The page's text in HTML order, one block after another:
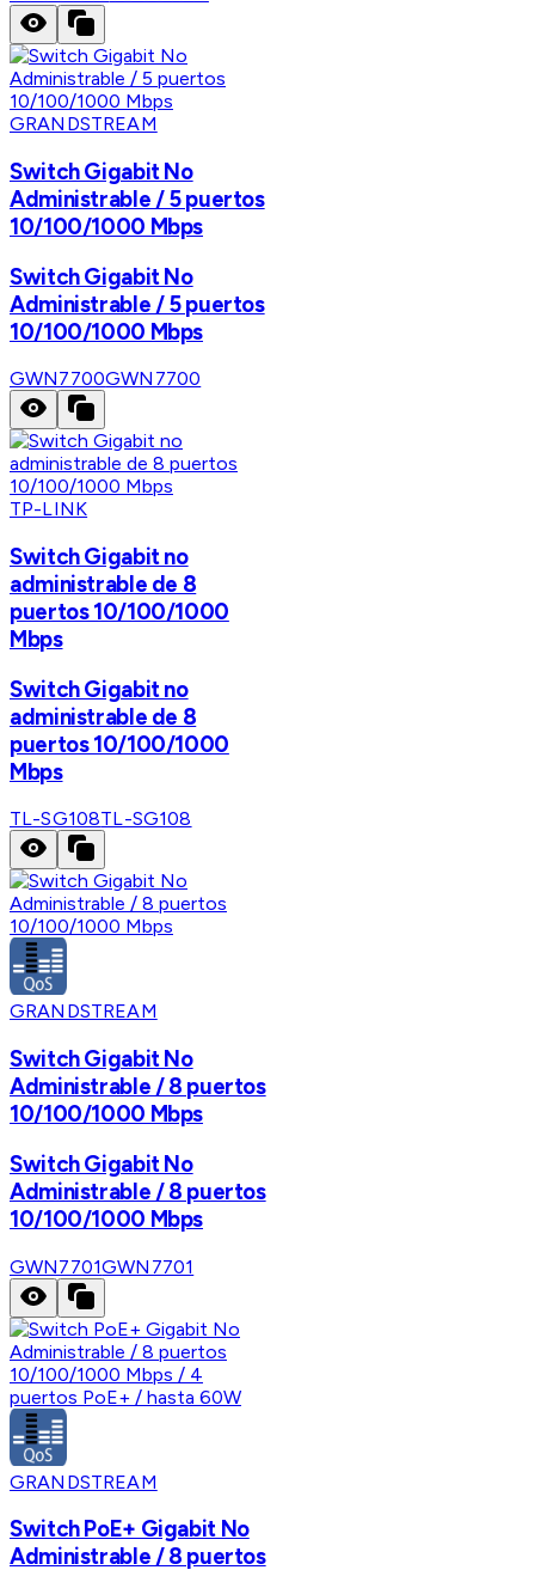
GRANDSTREAM
Switch Gigabit No
Administrable / 5 puertos
10/100/1000 Mbps
Switch Gigabit No
Administrable / 5 puertos
10/100/1000 Mbps
GWN7700GWN7700
TP-LINK
Switch Gigabit no
administrable de 8
puertos 10/100/1000
Mbps
Switch Gigabit no
administrable de 8
puertos 10/100/1000
Mbps
TL-SG108TL-SG108
GRANDSTREAM
Switch Gigabit No
Administrable / 8 puertos
10/100/1000 Mbps
Switch Gigabit No
Administrable / 8 puertos
10/100/1000 Mbps
GWN7701GWN7701
GRANDSTREAM
Switch PoE+ Gigabit No
Administrable / 8 puertos